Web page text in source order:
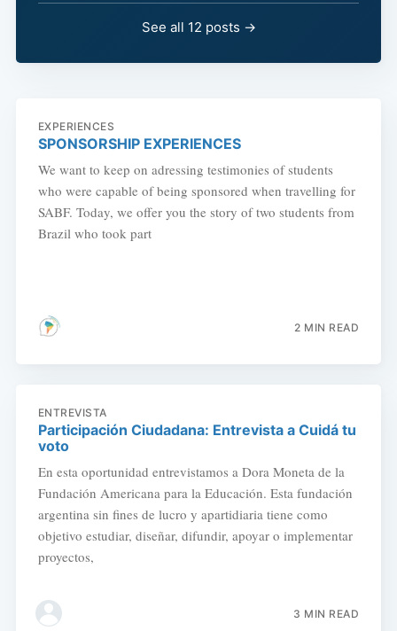
See all 12 posts →
EXPERIENCES
SPONSORSHIP EXPERIENCES
We want to keep on adressing testimonies of students
who were capable of being sponsored when travelling for
SABF. Today, we offer you the story of two students from
Brazil who took part
2 MIN READ
ENTREVISTA
Participación Ciudadana: Entrevista a Cuidá tu
voto
En esta oportunidad entrevistamos a Dora Moneta de la
Fundación Americana para la Educación. Esta fundación
argentina sin fines de lucro y apartidiaria tiene como
objetivo estudiar, diseñar, difundir, apoyar o implementar
proyectos,
3 MIN READ